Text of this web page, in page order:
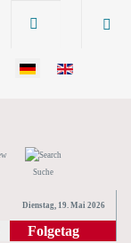
Suche
Dienstag, 19. Mai 2026
Folgetag